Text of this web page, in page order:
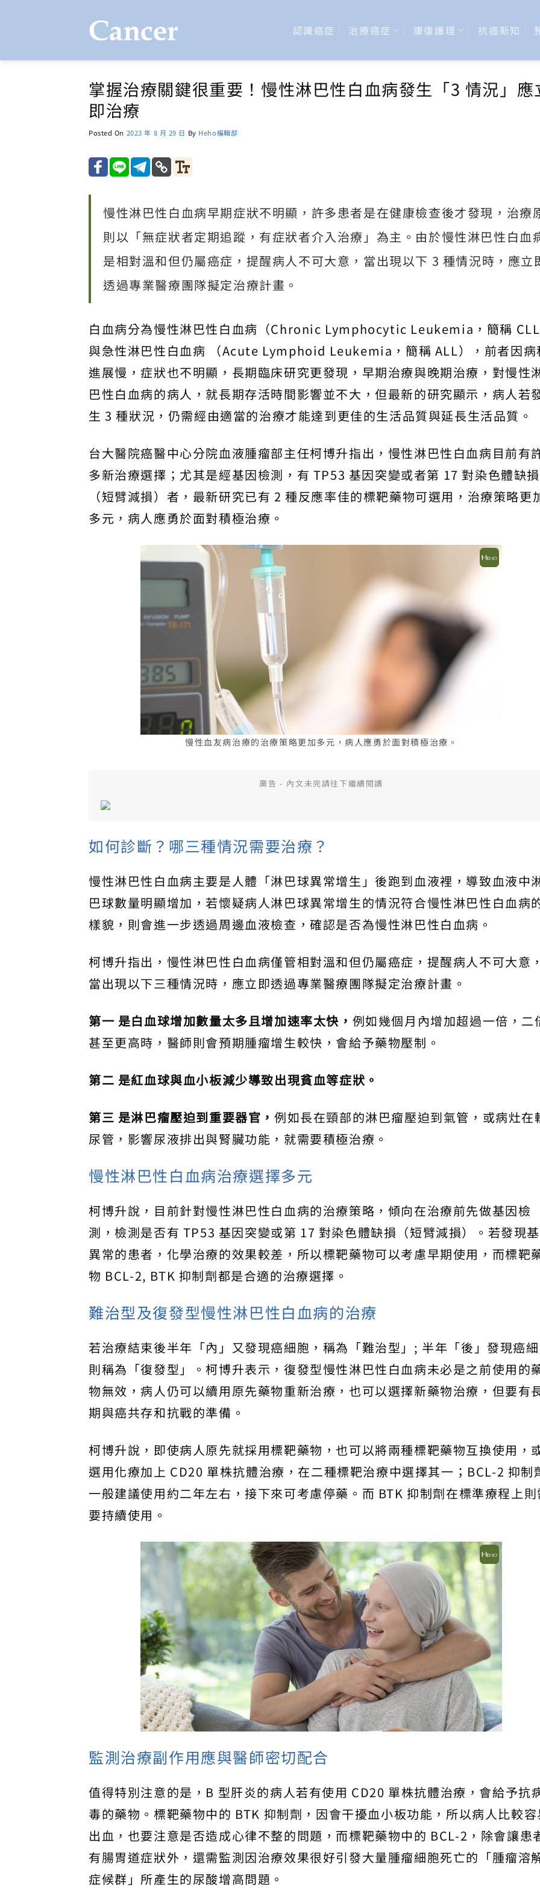
認識癌症 治療癌症 康復護理 抗癌新知
掌握治療關鍵很重要！慢性淋巴性白血病發生「3 情況」應
即治療
Posted On 2023 年 8 月 29 日 By Heho編輯部
慢性淋巴性白血病早期症狀不明顯，許多患者是在健康檢查後才發現，治療
則以「無症狀者定期追蹤，有症狀者介入治療」為主。由於慢性淋巴性白血
是相對溫和但仍屬癌症，提醒病人不可大意，當出現以下 3 種情況時，應立
透過專業醫療團隊擬定治療計畫。
白血病分為慢性淋巴性白血病（Chronic Lymphocytic Leukemia，簡稱 CLL
與急性淋巴性白血病 （Acute Lymphoid Leukemia，簡稱 ALL），前者因病
進展慢，症狀也不明顯，長期臨床研究更發現，早期治療與晚期治療，對慢性
巴性白血病的病人，就長期存活時間影響並不大，但最新的研究顯示，病人若
生 3 種狀況，仍需經由適當的治療才能達到更佳的生活品質與延長生活品質。
台大醫院癌醫中心分院血液腫瘤部主任柯博升指出，慢性淋巴性白血病目前有
多新治療選擇；尤其是經基因檢測，有 TP53 基因突變或者第 17 對染色體缺損
（短臂減損）者，最新研究已有 2 種反應率佳的標靶藥物可選用，治療策略更
多元，病人應勇於面對積極治療。
慢性血友病治療的治療策略更加多元，病人應勇於面對積極治療。
廣告 - 內文未完請往下繼續閱讀
如何診斷？哪三種情況需要治療？
慢性淋巴性白血病主要是人體「淋巴球異常增生」後跑到血液裡，導致血液中
巴球數量明顯增加，若懷疑病人淋巴球異常增生的情況符合慢性淋巴性白血病
樣貌，則會進一步透過周邊血液檢查，確認是否為慢性淋巴性白血病。
柯博升指出，慢性淋巴性白血病僅管相對溫和但仍屬癌症，提醒病人不可大意，
當出現以下三種情況時，應立即透過專業醫療團隊擬定治療計畫。
第一 是白血球增加數量太多且增加速率太快， 例如幾個月內增加超過一倍，二
甚至更高時，醫師則會預期腫瘤增生較快，會給予藥物壓制。
第二 是紅血球與血小板減少導致出現貧血等症狀。
第三 是淋巴瘤壓迫到重要器官，例如長在頸部的淋巴瘤壓迫到氣管，或病灶在
尿管，影響尿液排出與腎臟功能，就需要積極治療。
慢性淋巴性白血病治療選擇多元
柯博升說，目前針對慢性淋巴性白血病的治療策略，傾向在治療前先做基因檢
測，檢測是否有 TP53 基因突變或第 17 對染色體缺損（短臂減損）。若發現
異常的患者，化學治療的效果較差，所以標靶藥物可以考慮早期使用，而標靶
物 BCL-2, BTK 抑制劑都是合適的治療選擇。
難治型及復發型慢性淋巴性白血病的治療
若治療結束後半年「內」又發現癌細胞，稱為「難治型」; 半年「後」發現癌
則稱為「復發型」。柯博升表示，復發型慢性淋巴性白血病未必是之前使用的
物無效，病人仍可以續用原先藥物重新治療，也可以選擇新藥物治療，但要有
期與癌共存和抗戰的準備。
柯博升說，即使病人原先就採用標靶藥物，也可以將兩種標靶藥物互換使用，
選用化療加上 CD20 單株抗體治療，在二種標靶治療中選擇其一；BCL-2 抑制
一般建議使用約二年左右，接下來可考慮停藥。而 BTK 抑制劑在標準療程上則
要持續使用。
監測治療副作用應與醫師密切配合
值得特別注意的是，B 型肝炎的病人若有使用 CD20 單株抗體治療，會給予抗
毒的藥物。標靶藥物中的 BTK 抑制劑，因會干擾血小板功能，所以病人比較容
出血，也要注意是否造成心律不整的問題，而標靶藥物中的 BCL-2，除會讓患
有腸胃道症狀外，還需監測因治療效果很好引發大量腫瘤細胞死亡的「腫瘤溶
症候群」所產生的尿酸增高問題。